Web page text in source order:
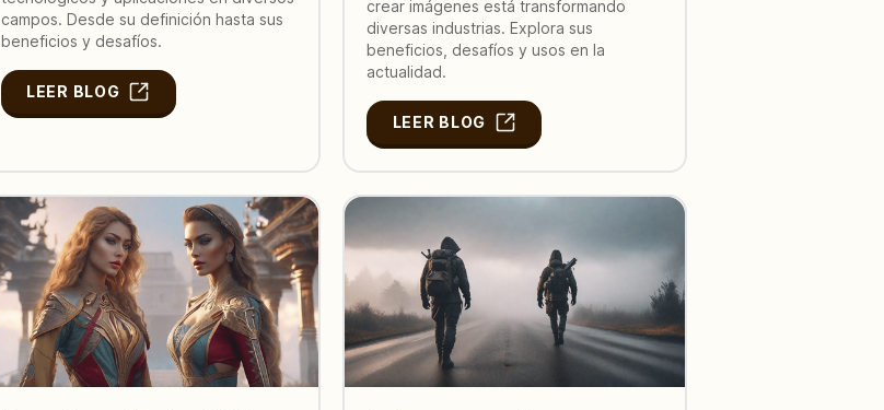
campos. Desde su definición hasta sus
beneficios y desafíos.
LEER BLOG
crear imágenes está transformando
diversas industrias. Explora sus
beneficios, desafíos y usos en la
actualidad.
LEER BLOG